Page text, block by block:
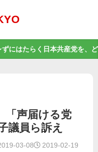
にはたらく日本共産党を、
「声届ける党
議員ら訴え
2019-02-19
03-08